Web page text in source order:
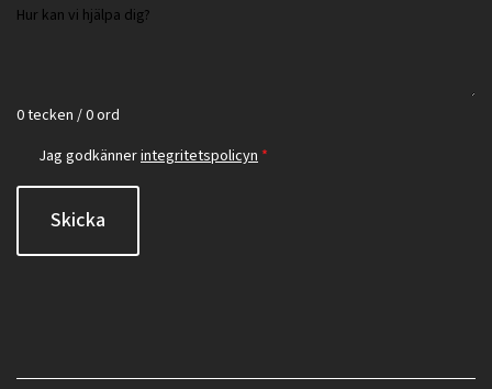
0 tecken / 0 ord
Jag godkännerintegritetspolicyn *
Skicka